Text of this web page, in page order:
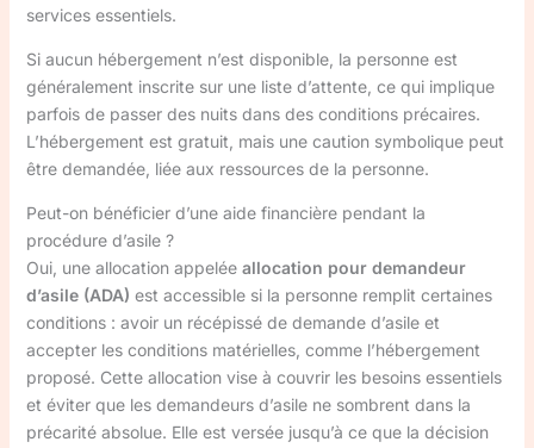
services essentiels.
Si aucun hébergement n’est disponible, la personne est
généralement inscrite sur une liste d’attente, ce qui implique
parfois de passer des nuits dans des conditions précaires.
L’hébergement est gratuit, mais une caution symbolique peut
être demandée, liée aux ressources de la personne.
Peut-on bénéficier d’une aide financière pendant la
procédure d’asile ?
Oui, une allocation appelée allocation pour demandeur
d’asile (ADA) est accessible si la personne remplit certaines
conditions : avoir un récépissé de demande d’asile et
accepter les conditions matérielles, comme l’hébergement
proposé. Cette allocation vise à couvrir les besoins essentiels
et éviter que les demandeurs d’asile ne sombrent dans la
précarité absolue. Elle est versée jusqu’à ce que la décision